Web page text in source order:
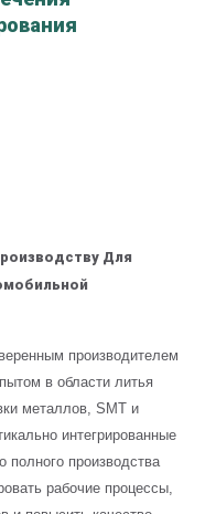
Для
производителем
в области литья
металлов, SMT и
интегрированные
производства
рабочие процессы,